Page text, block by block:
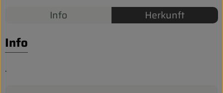
Biokorb so geht`s
Pferdepension & Reitbetrieb
Firmenkunden
Info Herkunft
Info
.